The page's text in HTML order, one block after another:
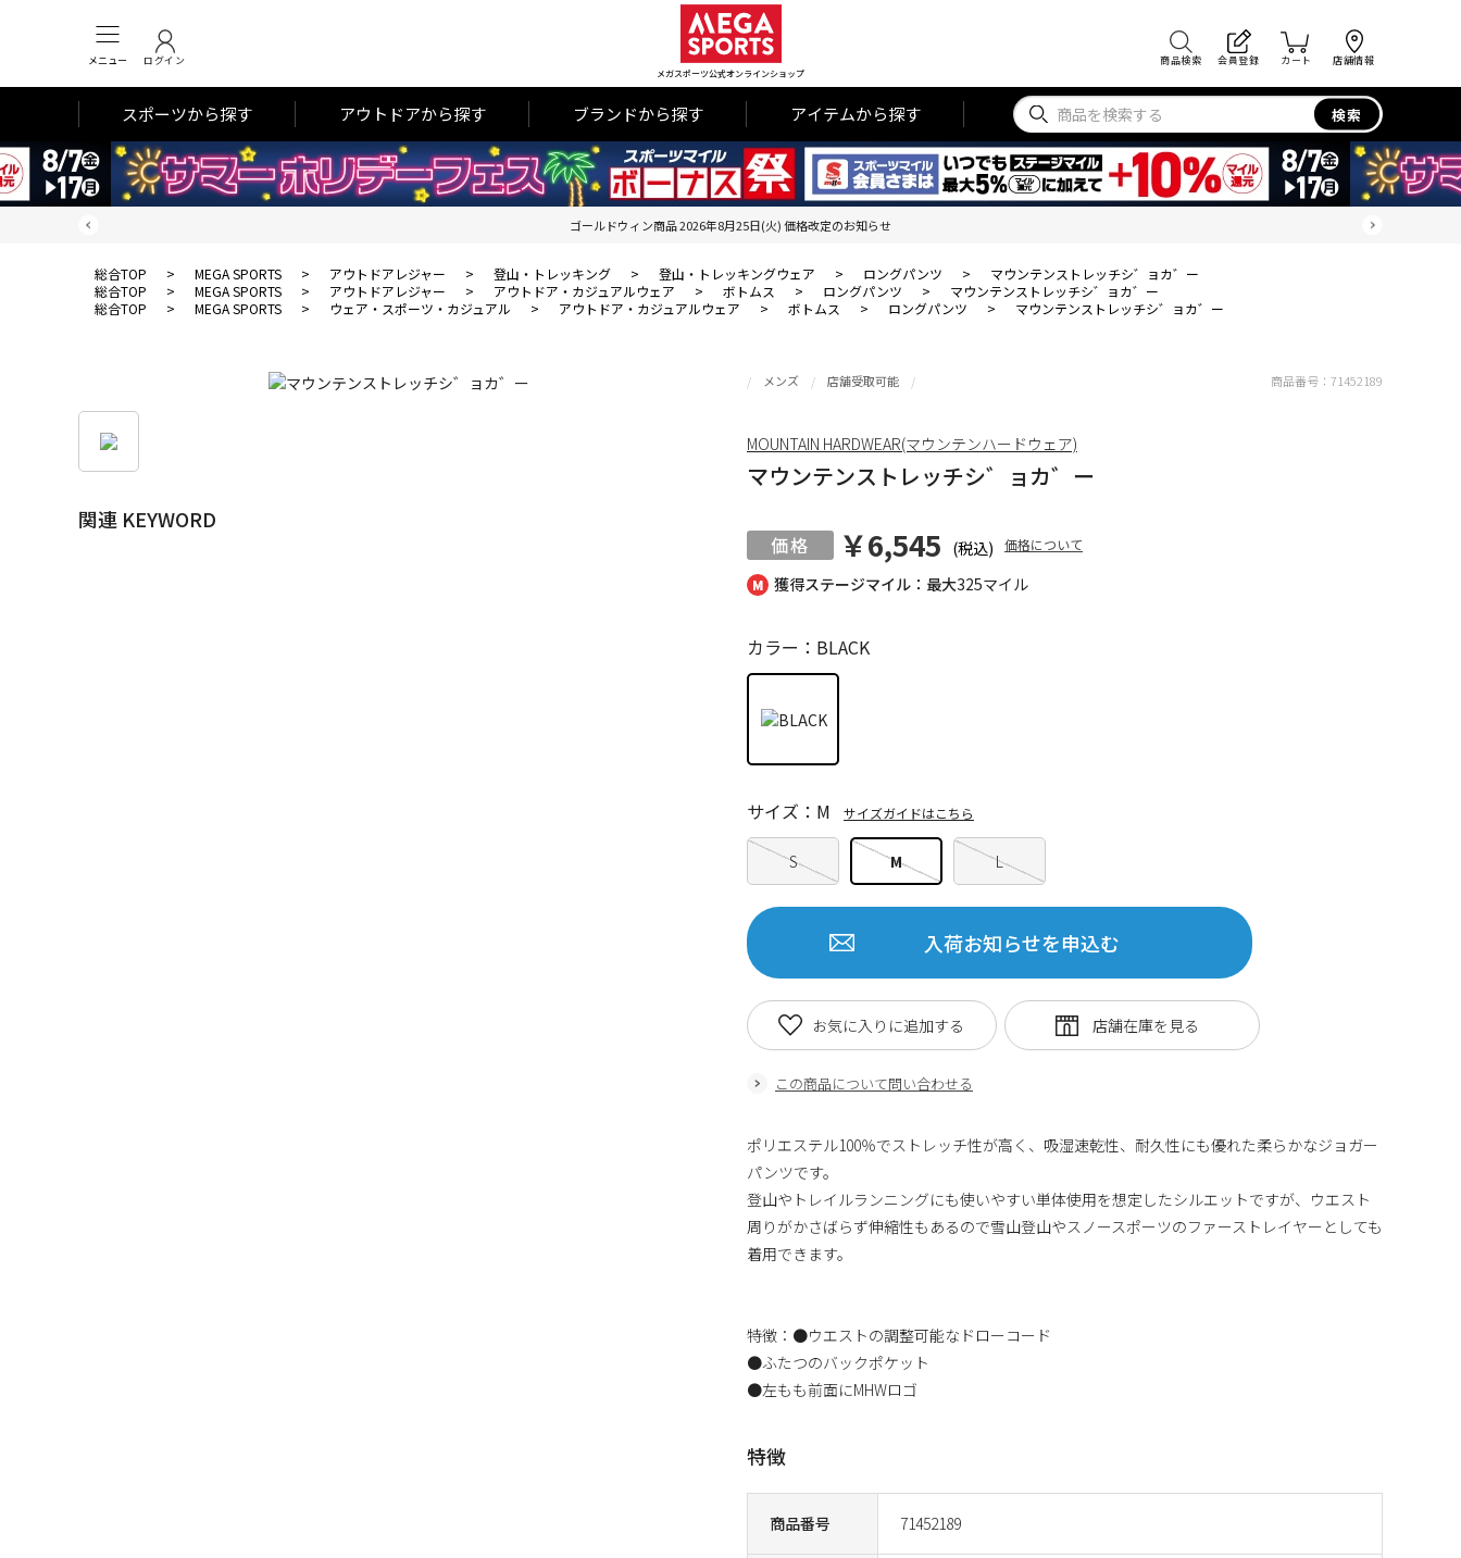
メニュー ログイン
メガスポーツ公式オンラインショップ
商品検索 会員登録 カート 店舗情報
スポーツから探す アウトドアから探す ブランドから探す アイテムから探す 検索
ゴールドウィン商品 2026年8月25日(火) 価格改定のお知らせ
総合TOP > MEGA SPORTS > アウトドアレジャー > 登山・トレッキング > 登山・トレッキングウェア > ロングパンツ >
マウンテンストレッチシ゛ョカ゛ー
総合TOP
> MEGA SPORTS > アウトドアレジャー > アウトドア・カジュアルウェア > ボトムス > ロングパンツ >
マウンテンストレッチシ゛ョカ゛ー
総合TOP
> MEGA SPORTS > ウェア・スポーツ・カジュアル > アウトドア・カジュアルウェア > ボトムス > ロングパンツ > マウンテンストレッチシ゛ョカ゛ー
関連 KEYWORD
獲得ステージマイル：最大325マイル
メンズ 店舗受取可能
マウンテンストレッチシ゛ョカ゛ー
￥6,545 (税込) 価格について
商品番号 71452189
カラー：BLACK
S M L
サイズ：M サイズガイドはこちら
入荷お知らせを申込む
この商品について問い合わせる
お気に入りに追加する
商品番号： 71452189
MOUNTAIN HARDWEAR(マウンテンハードウェア)
ポリエステル100％でストレッチ性が高く、吸湿速乾性、耐久性にも優れた柔らかなジョガー
パンツです。
登山やトレイルランニングにも使いやすい単体使用を想定したシルエットですが、ウエスト
周りがかさばらず伸縮性もあるので雪山登山やスノースポーツのファーストレイヤーとしても
着用できます。
特徴：●ウエストの調整可能なドローコード
●ふたつのバックポケット
●左もも前面にMHWロゴ
特徴